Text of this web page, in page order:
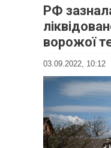
РФ
ворожої
03.09.2022, 10:12